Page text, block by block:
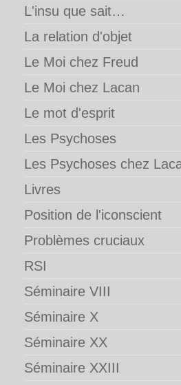
L'insu que sait…
La relation d'objet
Le Moi chez Freud
Le Moi chez Lacan
Le mot d'esprit
Les Psychoses
Les Psychoses chez
Livres
Position de l'iconscient
Problèmes cruciaux
RSI
Séminaire VIII
Séminaire X
Séminaire XX
Séminaire XXIII